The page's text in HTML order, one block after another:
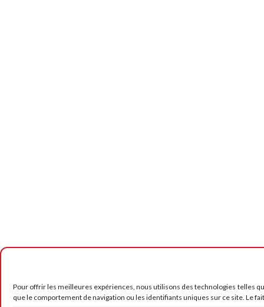
Pour offrir les meilleures expériences, nous utilisons des technologies telles
que le comportement de navigation ou les identifiants uniques sur ce site. Le